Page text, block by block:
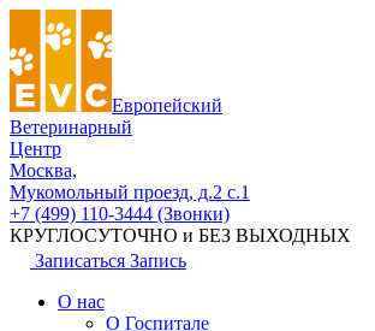
Европейский
Ветеринарный
Центр
Москва,
Мукомольный проезд, д.2 с.1
+7 (499) 110-3444 (Звонки)
КРУГЛОСУТОЧНО и БЕЗ ВЫХОДНЫХ
Записаться Запись
О нас
О Госпитале